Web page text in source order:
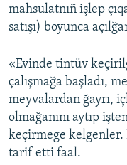
mahsulatnıñ işlep
satışı) boyunca
«Evinde tintüv
çalışmağa başladı,
meyvalardan ğayrı,
olmağanını aytıp
keçirmege kelgenler.
tarif etti faal.